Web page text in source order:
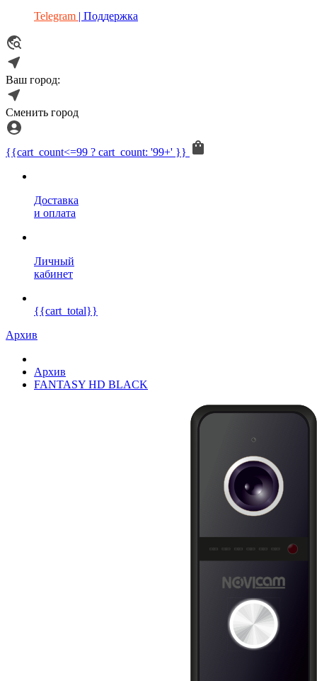
Telegram | Поддержка
Ваш город:
Сменить город
{{cart_count<=99 ? cart_count: '99+' }}
Доставка
и оплата
Личный
кабинет
{{cart_total}}
Архив
Архив
FANTASY HD BLACK